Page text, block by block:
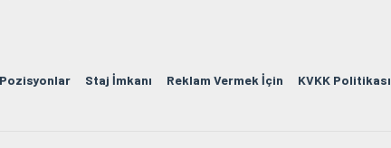
Staj İmkanı Reklam Vermek İçin KVKK Politikası